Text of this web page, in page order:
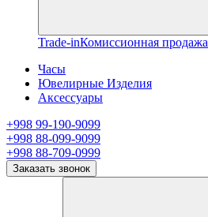
Trade-inКомиссионная продажа
Часы
Ювелирные Изделия
Аксессуары
+998 99-190-9099
+998 88-099-9099
+998 88-709-0999
Заказать звонок